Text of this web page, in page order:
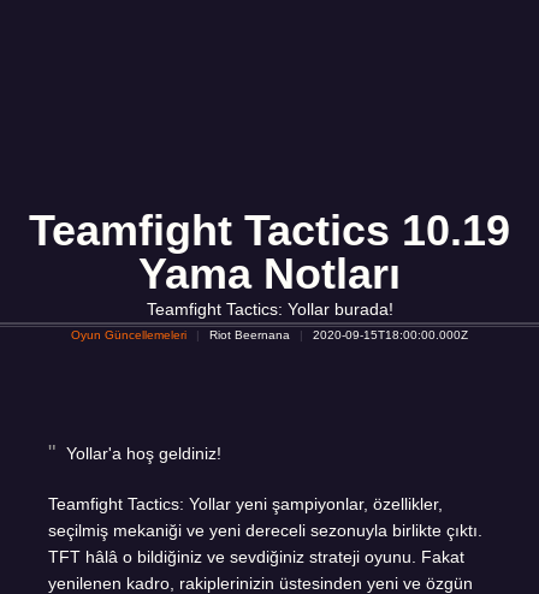
Teamfight Tactics 10.19
Yama Notları
Teamfight Tactics: Yollar burada!
Oyun Güncellemeleri Riot Beernana 2020-09-15T18:00:00.000Z
Yollar'a hoş geldiniz!
Teamfight Tactics: Yollar yeni şampiyonlar, özellikler,
seçilmiş mekaniği ve yeni dereceli sezonuyla birlikte çıktı.
TFT hâlâ o bildiğiniz ve sevdiğiniz strateji oyunu. Fakat
yenilenen kadro, rakiplerinizin üstesinden yeni ve özgün